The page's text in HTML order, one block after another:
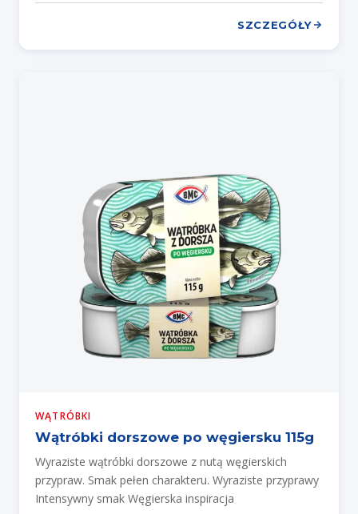
SZCZEGÓŁY
WĄTRÓBKI
Wątróbki dorszowe po węgiersku 115g
Wyraziste wątróbki dorszowe z nutą węgierskich
przypraw. Smak pełen charakteru. Wyraziste przyprawy
Intensywny smak Węgierska inspiracja